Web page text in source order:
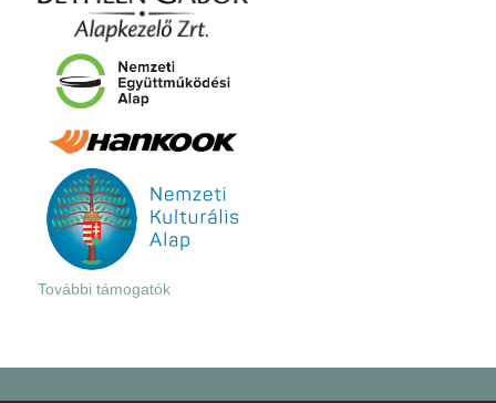
További támogatók